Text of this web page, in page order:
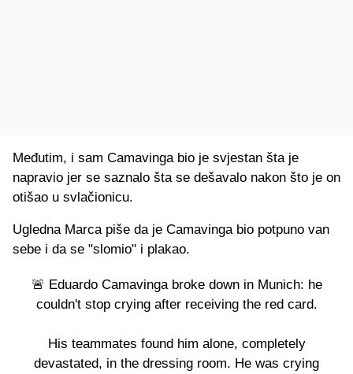
Međutim, i sam Camavinga bio je svjestan šta je
napravio jer se saznalo šta se dešavalo nakon što je on
otišao u svlačionicu.
Ugledna Marca piše da je Camavinga bio potpuno van
sebe i da se "slomio" i plakao.
🚨 Eduardo Camavinga broke down in Munich: he
couldn't stop crying after receiving the red card.
His teammates found him alone, completely
devastated, in the dressing room. He was crying